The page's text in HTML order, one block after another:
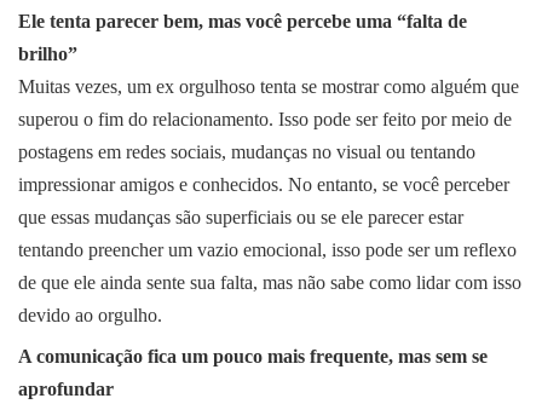
Ele tenta parecer bem, mas você percebe uma “falta de
brilho”
Muitas vezes, um ex orgulhoso tenta se mostrar como alguém que
superou o fim do relacionamento. Isso pode ser feito por meio de
postagens em redes sociais, mudanças no visual ou tentando
impressionar amigos e conhecidos. No entanto, se você perceber
que essas mudanças são superficiais ou se ele parecer estar
tentando preencher um vazio emocional, isso pode ser um reflexo
de que ele ainda sente sua falta, mas não sabe como lidar com isso
devido ao orgulho.
A comunicação fica um pouco mais frequente, mas sem se
aprofundar